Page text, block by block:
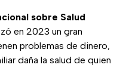
sobre Salud
en 2023 un gran
problemas de dinero,
daña la salud de quien